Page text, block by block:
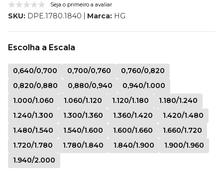
Seja o primeiro a avaliar
SKU: DPE.1780.1840 Marca: HG
Escolha a Escala
0,640/0,700 0,700/0,760
0,760/0,820
0,820/0,880
0,880/0,940
0,940/1.000
1.000/1.060
1.060/1.120 1.120/1.180
1.180/1.240
1.240/1.300
1.300/1.360 1.360/1.420
1.420/1.480
1.480/1.540
1.540/1.600 1.600/1.660
1.660/1.720
1.720/1.780
1.780/1.840 1.840/1.900
1.900/1.960
1.940/2.000